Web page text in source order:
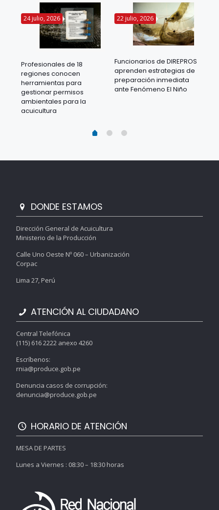
24 julio, 2026
Profesionales de 18
regiones conocen
herramientas para
gestionar permisos
ambientales para la
acuicultura
22 julio, 2026
Funcionarios de DIREPROS
aprenden estrategias de
preparación inmediata
ante Fenómeno El Niño
DONDE ESTAMOS
Dirección General de Acuicultura
Ministerio de la Producción
Calle Uno Oeste Nº 060 – Urbanización
Corpac
Lima 27, Perú
ATENCIÓN AL CIUDADANO
Central Telefónica
(115) 616 2222 anexo 4260
Escríbenos:
rnia@produce.gob.pe
Denuncia casos de corrupción:
denuncia@produce.gob.pe
HORARIO DE ATENCIÓN
MESA DE PARTES
Lunes a Viernes : 08:30 – 18:30 horas